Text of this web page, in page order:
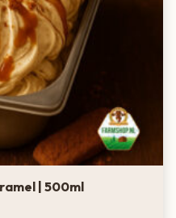
| 500ml